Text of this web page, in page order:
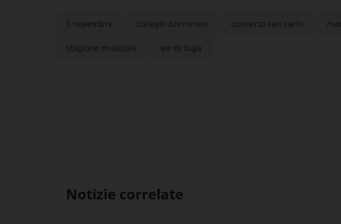
5 novembre collegio borromeo concerto san carlo
stagione musicale vie di fuga
Notizie correlate